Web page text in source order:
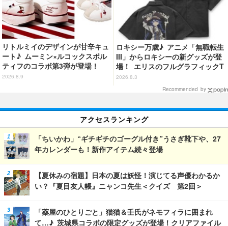
リトルミイのデザインが甘辛キュ
ート♪ ムーミン×ルコックスポル
ティフのコラボ第3弾が登場！
2026.8.9
ロキシー万歳♪ アニメ「無職転生
III」からロキシーの新グッズが登
場！ エリスのフルグラフィックT
シャツも
2026.8.3
Recommended by
アクセスランキング
「ちいかわ」“ギチギチのゴーグル付き”うさぎ靴下や、27
年カレンダーも！新作アイテム続々登場
【夏休みの宿題】日本の夏は妖怪！演じてる声優わかるか
い？『夏目友人帳』ニャンコ先生＜クイズ 第2回＞
「薬屋のひとりごと」猫猫＆壬氏がネモフィラに囲まれ
て…♪ 茨城県コラボの限定グッズが登場！クリアファイル